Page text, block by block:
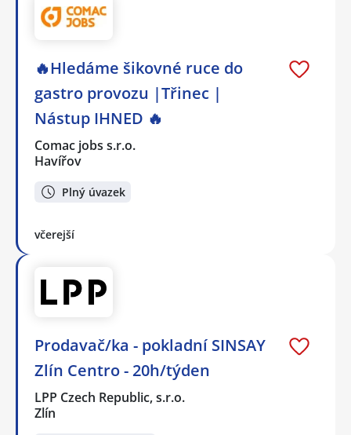
🔥Hledáme šikovné ruce do
gastro provozu |Třinec |
Nástup IHNED 🔥
Comac jobs s.r.o.
Havířov
Plný úvazek
včerejší
Prodavač/ka - pokladní SINSAY
Zlín Centro - 20h/týden
LPP Czech Republic, s.r.o.
Zlín